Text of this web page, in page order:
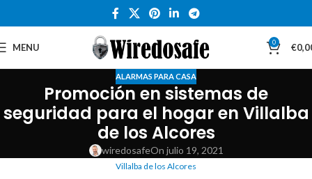
MENU 0 €
ALARMAS PARA CASA
Promoción en sistemas de
seguridad para el hogar en Villalba
de los Alcores
wiredosafeOn julio 19, 2021
Villalba de los Alcores